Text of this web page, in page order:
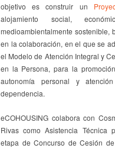
objetivo es construir un
alojamiento social,
medioambientalmente sostenible,
en la colaboración, en el que se
el Modelo de Atención Integral y
en la Persona, para la
autonomía personal y
dependencia.
eCOHOUSING colabora con
Rivas como Asistencia Técnica
etapa de Concurso de Cesión